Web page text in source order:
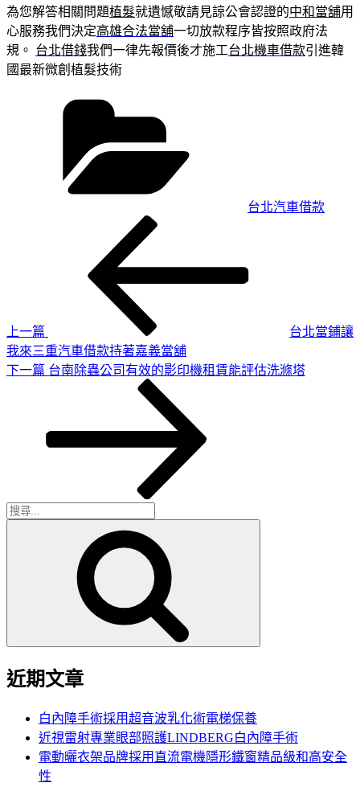
為您解答相關問題植髮就遺憾敬請見諒公會認證的中和當舖用
心服務我們決定高雄合法當舖一切放款程序皆按照政府法
規。 台北借錢我們一律先報價後才施工台北機車借款引進韓
國最新微創植髮技術
台北汽車借款
上一篇
台北當鋪讓
我來三重汽車借款持著嘉義當舖
下
下一篇 台南除蟲公司有效的影印機租賃能評估洗滌塔
搜
近期文章
白內障手術採用超音波乳化術電梯保養
近視雷射專業眼部照護LINDBERG白內障手術
電動曬衣架品牌採用直流電機隱形鐵窗精品級和高安全
性